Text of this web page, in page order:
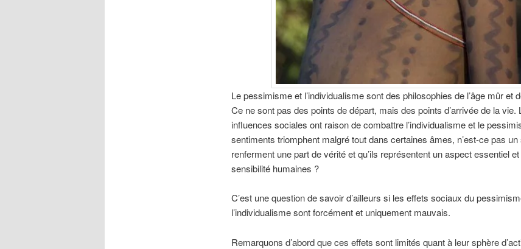
Le pessimisme et l’individualisme sont des philosophies de l’âge mûr et
Ce ne sont pas des points de départ, mais des points d’arrivée de la vie.
influences sociales ont raison de combattre l’individualisme et le
sentiments triomphent malgré tout dans certaines âmes, n’est-ce pas un
renferment une part de vérité et qu’ils représentent un aspect essentiel
sensibilité humaines ?
C’est une question de savoir d’ailleurs si les effets sociaux du
l’individualisme sont forcément et uniquement mauvais.
Remarquons d’abord que ces effets sont limités quant à leur sphère